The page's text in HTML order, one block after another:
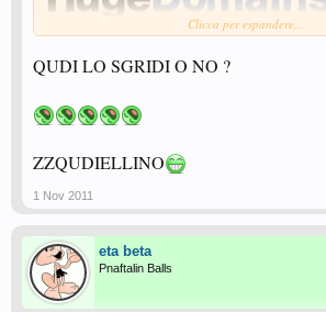
Clicca per espandere...
QUDI LO SGRIDI O NO ?
ZZQUDIELLINO
1 Nov 2011
eta beta
Pnaftalin Balls